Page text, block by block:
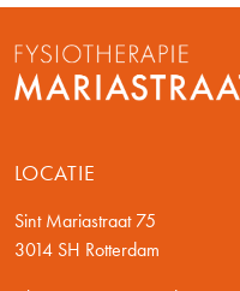
LOCATIE
Sint Mariastraat 75
3014 SH Rotterdam